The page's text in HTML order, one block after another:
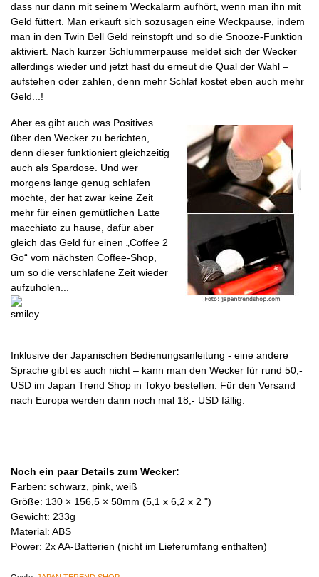
dass nur dann mit seinem Weckalarm aufhört, wenn man ihn mit
Geld füttert. Man erkauft sich sozusagen eine Weckpause, indem
man in den Twin Bell Geld reinstopft und so die Snooze-Funktion
aktiviert. Nach kurzer Schlummerpause meldet sich der Wecker
allerdings wieder und jetzt hast du erneut die Qual der Wahl –
aufstehen oder zahlen, denn mehr Schlaf kostet eben auch mehr
Geld...!
Aber es gibt auch was Positives
über den Wecker zu berichten,
denn dieser funktioniert gleichzeitig
auch als Spardose. Und wer
morgens lange genug schlafen
möchte, der hat zwar keine Zeit
mehr für einen gemütlichen Latte
macchiato zu hause, dafür aber
gleich das Geld für einen „Coffee 2
Go“ vom nächsten Coffee-Shop,
um so die verschlafene Zeit wieder
aufzuholen...
Inklusive der Japanischen Bedienungsanleitung - eine andere
Sprache gibt es auch nicht – kann man den Wecker für rund 50,-
USD im Japan Trend Shop in Tokyo bestellen. Für den Versand
nach Europa werden dann noch mal 18,- USD fällig.
Noch ein paar Details zum Wecker:
Farben: schwarz, pink, weiß
Größe: 130 × 156,5 × 50mm (5,1 x 6,2 x 2 ")
Gewicht: 233g
Material: ABS
Power: 2x AA-Batterien (nicht im Lieferumfang enthalten)